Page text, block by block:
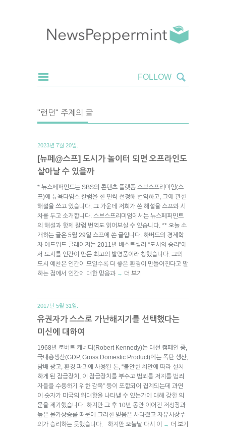
"런던" 주제의 글
2023년 7월 20일.
[뉴페@스프] 도시가 놀이터 되면 오프라인도
살아날 수 있을까
* 뉴스페퍼민트는 SBS의 콘텐츠 플랫폼 스브스프리미엄(스
프)에 뉴욕타임스 칼럼을 한 편씩 선정해 번역하고, 그에 관한
해설을 쓰고 있습니다. 그 가운데 저희가 쓴 해설을 스프와 시
차를 두고 소개합니다. 스브스프리미엄에서는 뉴스페퍼민트
의 해설과 함께 칼럼 번역도 읽어보실 수 있습니다. ** 오늘 소
개하는 글은 5월 29일 스프에 쓴 글입니다. 하버드의 경제학
자 에드워드 글레이저는 2011년 베스트셀러 “도시의 승리”에
서 도시를 인간이 만든 최고의 발명품이라 칭했습니다. 그의
도시 예찬은 인간이 모일수록 더 좋은 환경이 만들어진다고 말
하는 점에서 인간에 대한 믿음과 → 더 보기
2017년 5월 31일.
유권자가 스스로 가난해지기를 선택했다는
미신에 대하여
1968년 로버트 케네디(Robert Kennedy)는 대선 캠페인 중,
국내총생산(GDP, Gross Domestic Product)에는 폭탄 생산,
담배 광고, 환경 파괴에 사용된 돈, “불안한 치안에 따라 설치
하게 된 잠금장치, 이 잠금장치를 부수고 범죄를 저지를 범죄
자들을 수용하기 위한 감옥” 등이 포함되어 집계되는데 과연
이 숫자가 미국의 위대함을 나타낼 수 있는가에 대해 강한 의
문을 제기했습니다. 하지만 그 후 10년 동안 이어진 저성장과
높은 물가상승률 때문에 그러한 믿음은 사라졌고 자유시장주
의가 승리하는 듯했습니다. 하지만 오늘날 다시 이
→ 더 보기